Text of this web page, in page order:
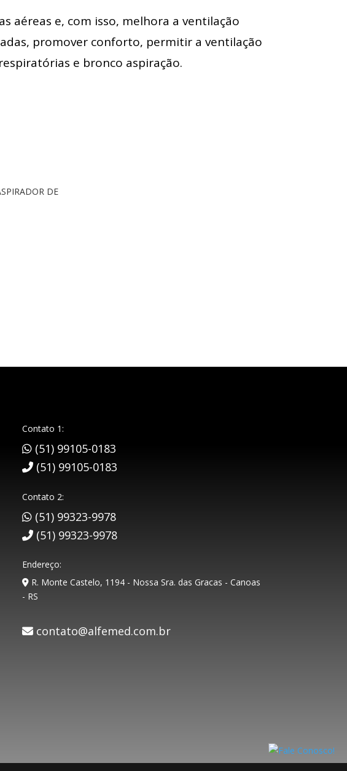
aéreas e, com isso, melhora a ventilação
promover conforto, permitir a ventilação
e bronco aspiração.
DE
Contato 1:
(51) 99105-0183
(51) 99105-0183
Contato 2:
(51) 99323-9978
(51) 99323-9978
Endereço:
R. Monte Castelo, 1194 - Nossa Sra. das Gracas - Canoas
- RS
contato@alfemed.com.br